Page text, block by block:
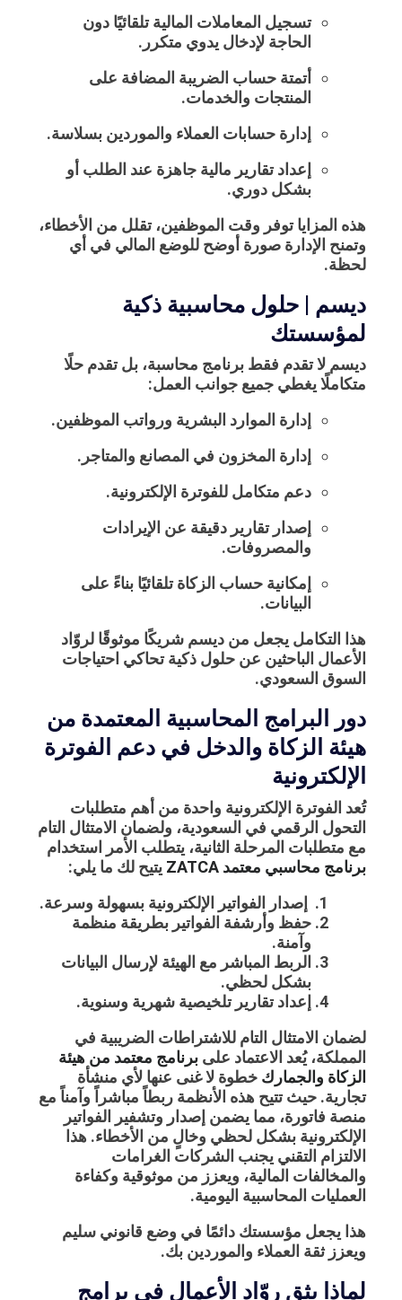
تسجيل المعاملات المالية تلقائيًا دون
الحاجة لإدخال يدوي متكرر.
أتمتة حساب الضريبة المضافة على
المنتجات والخدمات.
إدارة حسابات العملاء والموردين بسلاسة.
إعداد تقارير مالية جاهزة عند الطلب أو
بشكل دوري.
هذه المزايا توفر وقت الموظفين، تقلل من الأخطاء،
وتمنح الإدارة صورة أوضح للوضع المالي في أي
لحظة.
ديسم | حلول محاسبية ذكية
لمؤسستك
ديسم لا تقدم فقط برنامج محاسبة، بل تقدم حلًا
متكاملًايغطي جميع جوانب العمل:
إدارة الموارد البشرية ورواتب الموظفين.
إدارة المخزون في المصانع والمتاجر.
دعم متكامل للفوترة الإلكترونية.
إصدار تقارير دقيقة عن الإيرادات
والمصروفات.
إمكانية حساب الزكاة تلقائيًا بناءً على
البيانات.
هذا التكامل يجعل من ديسم شريكًا موثوقًا لروّاد
الأعمال الباحثين عن حلول ذكية تحاكي احتياجات
السوق السعودي.
دور البرامج المحاسبية المعتمدة من
هيئة الزكاة والدخل في دعم الفوترة
الإلكترونية
تُعد الفوترة الإلكترونية واحدة من أهم متطلبات
التحول الرقمي في السعودية، ولضمان الامتثال التام
مع متطلبات المرحلة الثانية، يتطلب الأمر استخدام
برنامج محاسبي معتمد ZATCA
يتيح لك ما يلي:
إصدار الفواتير الإلكترونية بسهولة وسرعة.
حفظ وأرشفة الفواتير بطريقة منظمة
وآمنة.
الربط المباشر مع الهيئة لإرسال البيانات
بشكل لحظي.
إعداد تقارير تلخيصية شهرية وسنوية.
لضمان الامتثال التام للاشتراطات الضريبية في
المملكة، يُعد الاعتماد على برنامج معتمد من هيئة
الزكاة والجمارك خطوة لا غنى عنها لأي منشأة
تجارية. حيث تتيح هذه الأنظمة ربطاً مباشراً وآمناً مع
منصة فاتورة، مما يضمن إصدار وتشفير الفواتير
الإلكترونية بشكل لحظي وخالٍ من الأخطاء. هذا
الالتزام التقني يجنب الشركات الغرامات
والمخالفات المالية، ويعزز من موثوقية وكفاءة
العمليات المحاسبية اليومية.
هذا يجعل مؤسستك دائمًا في وضع قانوني سليم
ويعزز ثقة العملاء والموردين بك.
لماذا يثق روّاد الأعمال في برامج